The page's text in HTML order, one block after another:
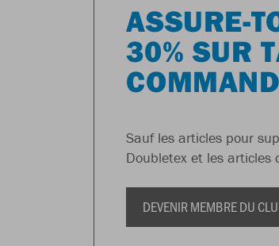
ASSURE-
30% SUR
Sauf les articles pour
Doubletex et les articles
DEVENIR MEMBRE DU